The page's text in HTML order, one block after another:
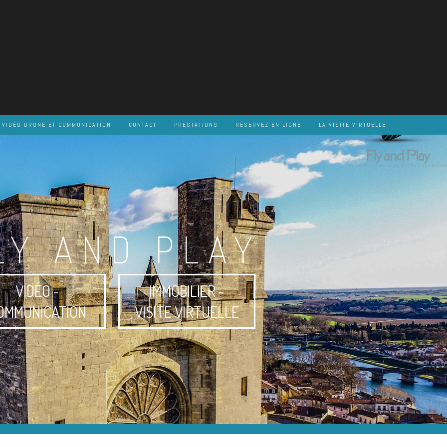
VIDÉO DRONE ET COMMUNICATION CONTACT PRESTATIONS RÉSERVEZ EN LIGNE LA VISITE VIRTUELLE
AND PLAY
VIDÉO -
IMMOBILIER -
VISITE VIRTUELLE